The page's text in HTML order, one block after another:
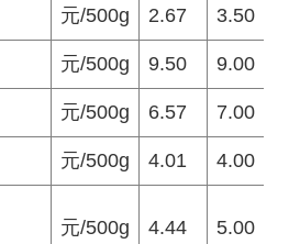
元/500g 2.67 3.50
元/500g 9.50 9.00
元/500g 6.57 7.00
元/500g 4.01 4.00
元/500g 4.44 5.00